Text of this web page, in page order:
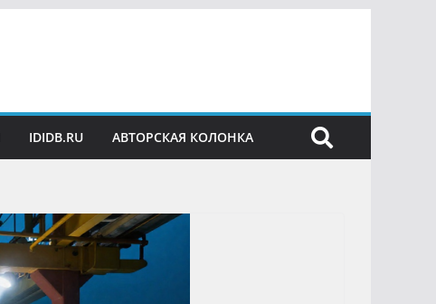
IDIDB.RU АВТОРСКАЯ КОЛОНКА